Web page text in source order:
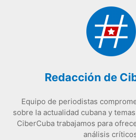
Redacción de
Equipo de periodistas
sobre la actualidad cubana y
CiberCuba trabajamos para
análisis